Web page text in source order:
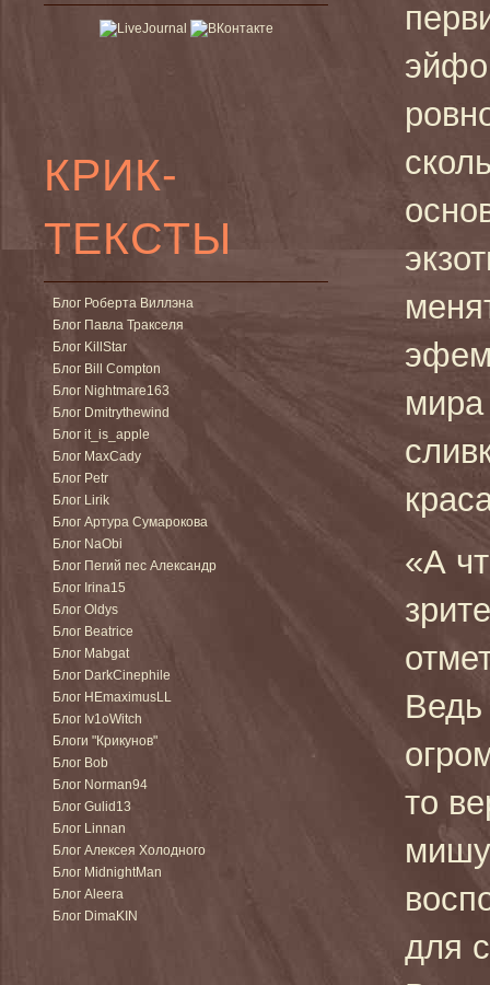
КРИК-
ТЕКСТЫ
Блог Роберта Виллэна
Блог Павла Тракселя
Блог KillStar
Блог Bill Compton
Блог Nightmare163
Блог Dmitrythewind
Блог it_is_apple
Блог MaxCady
Блог Petr
Блог Lirik
Блог Артура Сумарокова
Блог NaObi
Блог Пегий пес Александр
Блог Irina15
Блог Oldys
Блог Beatrice
Блог Mabgat
Блог DarkCinephile
Блог HEmaximusLL
Блог Iv1oWitch
Блоги "Крикунов"
Блог Bob
Блог Norman94
Блог Gulid13
Блог Linnan
Блог Алексея Холодного
Блог MidnightMan
Блог Aleera
Блог DimaKIN
мира
«А
Ведь
то
для